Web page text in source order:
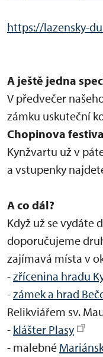
https://lazensky-
A ještě jedna
V předvečer
zámku uskuteční
Chopinova
Kynžvartu už v
a vstupenky
A co dál?
Když už se vydáte
doporučujeme
zajímavá místa v
-zřícenina hradu
-zámek a hrad
Relikviářem sv.
- klášter Plasy
- malebné